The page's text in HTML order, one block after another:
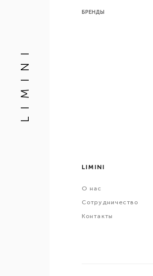
L I M I N I
БРЕНДЫ
LIMINI
О нас
Сотрудничество
Контакты